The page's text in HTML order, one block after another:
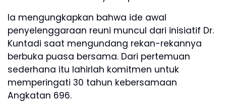
Ia mengungkapkan bahwa ide awal
penyelenggaraan reuni muncul dari inisiatif Dr.
Kuntadi saat mengundang rekan-rekannya
berbuka puasa bersama. Dari pertemuan
sederhana itu lahirlah komitmen untuk
memperingati 30 tahun kebersamaan
Angkatan 696.